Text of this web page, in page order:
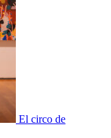
El circo de